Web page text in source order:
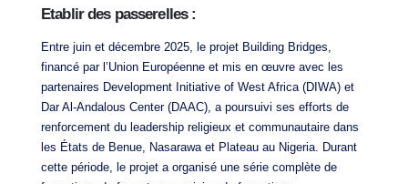
Etablir des passerelles :
Entre juin et décembre 2025, le projet Building Bridges,
financé par l’Union Européenne et mis en œuvre avec les
partenaires Development Initiative of West Africa (DIWA) et
Dar Al-Andalous Center (DAAC), a poursuivi ses efforts de
renforcement du leadership religieux et communautaire dans
les États de Benue, Nasarawa et Plateau au Nigeria. Durant
cette période, le projet a organisé une série complète de